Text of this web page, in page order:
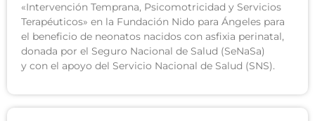
«Intervención Temprana, Psicomotricidad y Servicios
Terapéuticos» en la Fundación Nido para Ángeles para
el beneficio de neonatos nacidos con asfixia perinatal,
donada por el Seguro Nacional de Salud (SeNaSa)
y con el apoyo del Servicio Nacional de Salud (SNS).